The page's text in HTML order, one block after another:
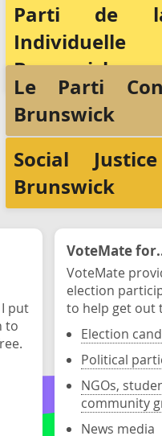
Parti de la
Brunswick
Le Parti
Brunswick
Social
Brunswick
put
to
VoteMate
VoteMate
election
to help get out
Election
Political
NGOs,
community
News media